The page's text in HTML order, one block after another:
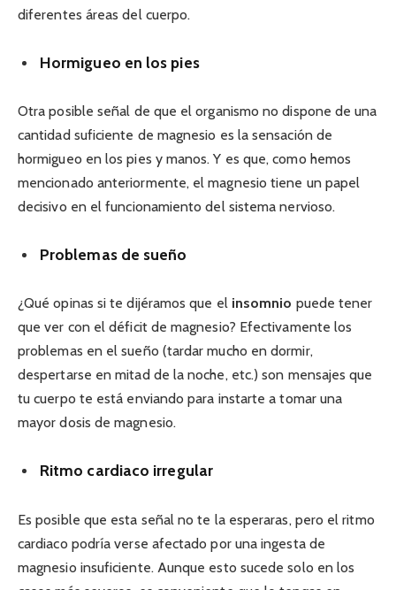
diferentes áreas del cuerpo.
Hormigueo en los pies
Otra posible señal de que el organismo no dispone de una
cantidad suficiente de magnesio es la sensación de
hormigueo en los pies y manos. Y es que, como hemos
mencionado anteriormente, el magnesio tiene un papel
decisivo en el funcionamiento del sistema nervioso.
Problemas de sueño
¿Qué opinas si te dijéramos que el insomnio puede tener
que ver con el déficit de magnesio? Efectivamente los
problemas en el sueño (tardar mucho en dormir,
despertarse en mitad de la noche, etc.) son mensajes que
tu cuerpo te está enviando para instarte a tomar una
mayor dosis de magnesio.
Ritmo cardiaco irregular
Es posible que esta señal no te la esperaras, pero el ritmo
cardiaco podría verse afectado por una ingesta de
magnesio insuficiente. Aunque esto sucede solo en los